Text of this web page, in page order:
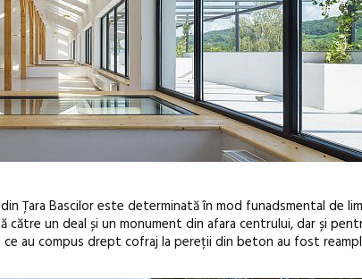
Țara Bascilor este determinată în mod funadsmental de
un deal și un monument din afara centrului, dar și
au compus drept cofraj la pereții din beton au fost